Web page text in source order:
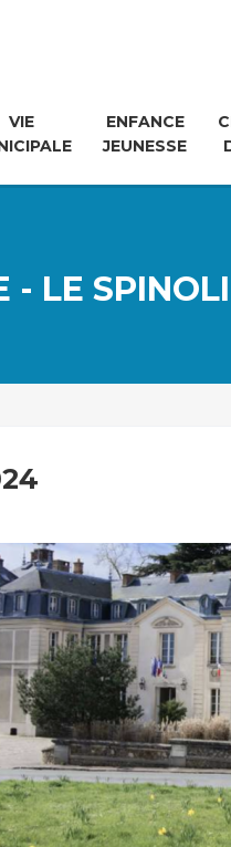
VIE
ENFANCE
JEUNESSE
- LE